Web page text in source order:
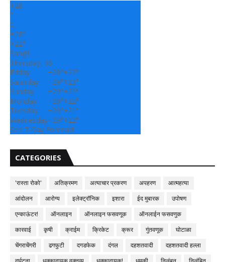
+28
°
C
+28°
+22°
Sangli
Thursday, 06
Friday
+28°+23°
Saturday
+29°+23°
Sunday
+29°+22°
Monday
+29°+22°
Tuesday
+29°+21°
Wednesday+29°+22°
See 7-Day Forecast
CATEGORIES
'रास्ता रोको' अतिक्रमण अत्याचार प्रकरण अपहरण
आत्महत्या
आंदोलन
आरोग्य इलेक्ट्रॉनिक इशारा ईद मुबारक
उपोषण
एन्काऊंटर!
ऑनलाइन ऑनलाइन फसवणूक
ऑनलाईन फसवणुक
कारवाई
कृषी क्राईम क्रिकेट क्रूर गुंतवणूक
घोटाळा
चेंगराचेंगरी
ढगफुटी दगडफेक दंगल दहशतवादी
दहशतवादी हल्ला